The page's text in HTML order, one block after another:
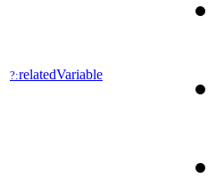
?:relatedVariable